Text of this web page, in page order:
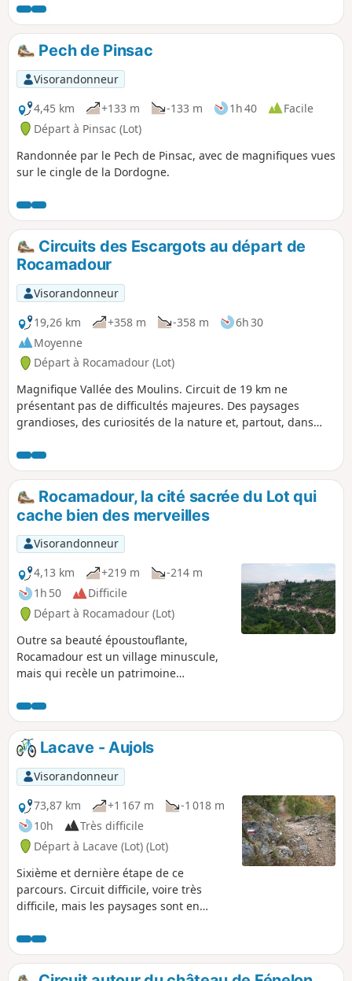
se situe en forêt. Nous pouvons
découvrir la vallée de L'Ouysse que nous
surplombons. Après avoir traversé la
route au (2), nous nous dirigeons vers le
magnifique village du Bastit au bord de
la Dordogne et surplombé par son
château. Le retour se fait par un chemin
surplombant la Dordogne. Aucune
difficulté, juste un peu de dénivelé.
Pech de Pinsac
Visorandonneur
4,45 km
+133 m -133 m 1h 40
Facile
Départ à Pinsac (Lot)
Randonnée par le Pech de Pinsac, avec de magnifiques vues
sur le cingle de la Dordogne.
Circuits des Escargots au départ de
Rocamadour
Visorandonneur
19,26 km
+358 m -358 m
6h 30
Moyenne
Départ à Rocamadour (Lot)
Magnifique Vallée des Moulins. Circuit de 19 km ne
présentant pas de difficultés majeures. Des paysages
grandioses, des curiosités de la nature et, partout, dans
Rocamadour, la cité sacrée du Lot qui
cache bien des merveilles
Visorandonneur
4,13 km
+219 m
-214 m
1h 50
Difficile
Départ à Rocamadour (Lot)
Outre sa beauté époustouflante,
Rocamadour est un village minuscule,
mais qui recèle un patrimoine
ruelles pavées et escarpées vous
plongent dans une autre époque, au
cœur de l'Histoire. 216 marches et
1 000 ans d'histoire, ce village du Lot
cache des trésors millénaires à flanc de
falaise. Perché au-dessus des Gorges de
l'Alzou, Rocamadour est assurément l'un
des plus beaux villages de France.
Lacave - Aujols
Visorandonneur
73,87 km
+1 167 m
-1 018 m
10h
Très difficile
Départ à Lacave (Lot) (Lot)
Sixième et dernière étape de ce
parcours. Circuit difficile, voire très
difficile, mais les paysages sont en
lieux historiques et de magnifiques
panoramas.